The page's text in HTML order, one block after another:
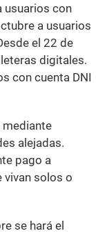
usuarios con
a usuarios
el 22 de
digitales.
con cuenta DNI
mediante
alejadas.
pago a
solos o
se hará el